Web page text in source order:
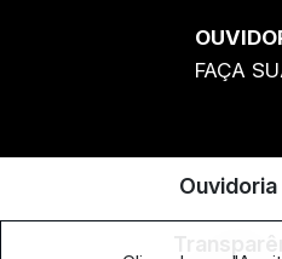
FAÇA
Ouvidoria